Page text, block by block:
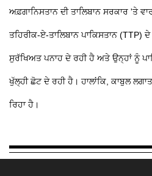
ਅਫ਼ਗਾਨਿਸਤਾਨ ਦੀ ਤਾਲਿਬਾਨ ਸਰਕਾਰ 'ਤੇ
ਤਹਿਰੀਕ-ਏ-ਤਾਲਿਬਾਨ ਪਾਕਿਸਤਾਨ
ਸੁਰੱਖਿਅਤ ਪਨਾਹ ਦੇ ਰਹੀ ਹੈ ਅਤੇ ਉਨ੍ਹਾਂ ਨੂੰ
ਖੁੱਲ੍ਹੀ ਛੋਟ ਦੇ ਰਹੀ ਹੈ। ਹਾਲਾਂਕਿ, ਕਾਬੁਲ
ਰਿਹਾ ਹੈ।